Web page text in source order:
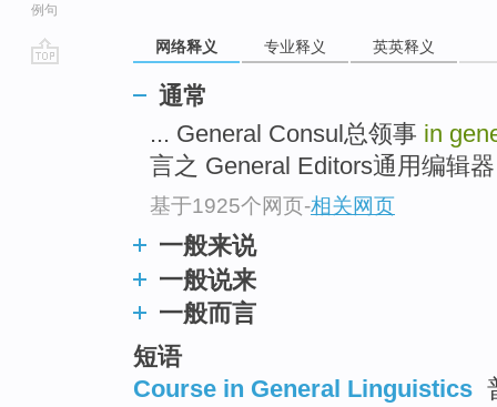
例句
网络释义 专业释义 英英释义
通常
... General Consul总领事 in
言之 General Editors通用编辑
基于1925个网页-相关网页
一般来说
一般说来
一般而言
短语
Course in General Linguistics